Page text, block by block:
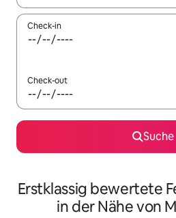
Check-in
Check-out
Suche
Erstklassig bewertete
in der Nähe von